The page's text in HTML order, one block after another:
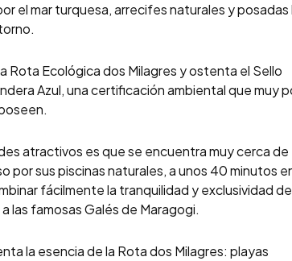
el mar turquesa, arrecifes naturales y
Rota Ecológica dos Milagres y ostenta el Sello
Azul, una certificación ambiental que muy
atractivos es que se encuentra muy cerca de
por sus piscinas naturales, a unos 40 minutos
fácilmente la tranquilidad y exclusividad
las famosas Galés de Maragogi.
la esencia de la Rota dos Milagres: playas